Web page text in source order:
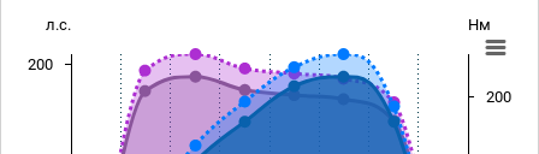
л.с. Нм
200
200